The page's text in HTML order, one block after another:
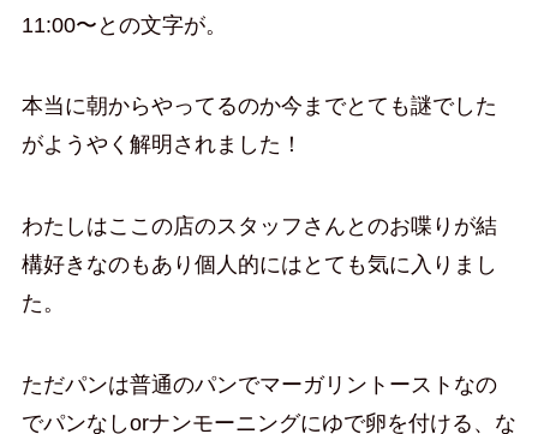
11:00〜との文字が。
本当に朝からやってるのか今までとても謎でした
がようやく解明されました！
わたしはここの店のスタッフさんとのお喋りが結
構好きなのもあり個人的にはとても気に入りまし
た。
ただパンは普通のパンでマーガリントーストなの
でパンなしorナンモーニングにゆで卵を付ける、な